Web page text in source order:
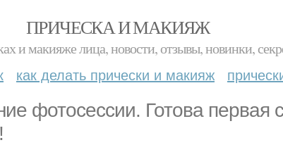
ПРИЧЕСКА И МАКИЯЖ
и макияже лица, новости, отзывы, новинки,
как делать прически и макияж
фотосессии. Готова первая